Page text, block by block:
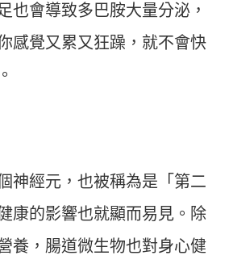
也會導致多巴胺大量分泌，
感覺又累又狂躁，就不會快
神經元，也被稱為是「第二
康的影響也就顯而易見。除
養，腸道微生物也對身心健